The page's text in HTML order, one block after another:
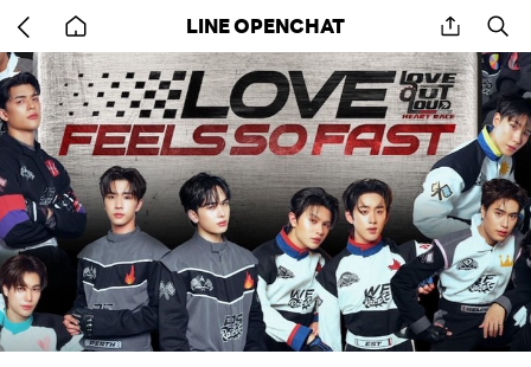
back
to
home
LINE OPENCHAT share